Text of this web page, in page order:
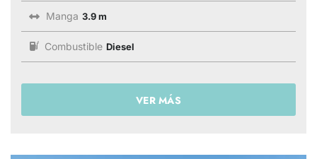
Manga 3.9 m
Combustible Diesel
VER MÁS